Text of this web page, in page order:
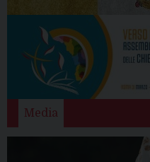
Media